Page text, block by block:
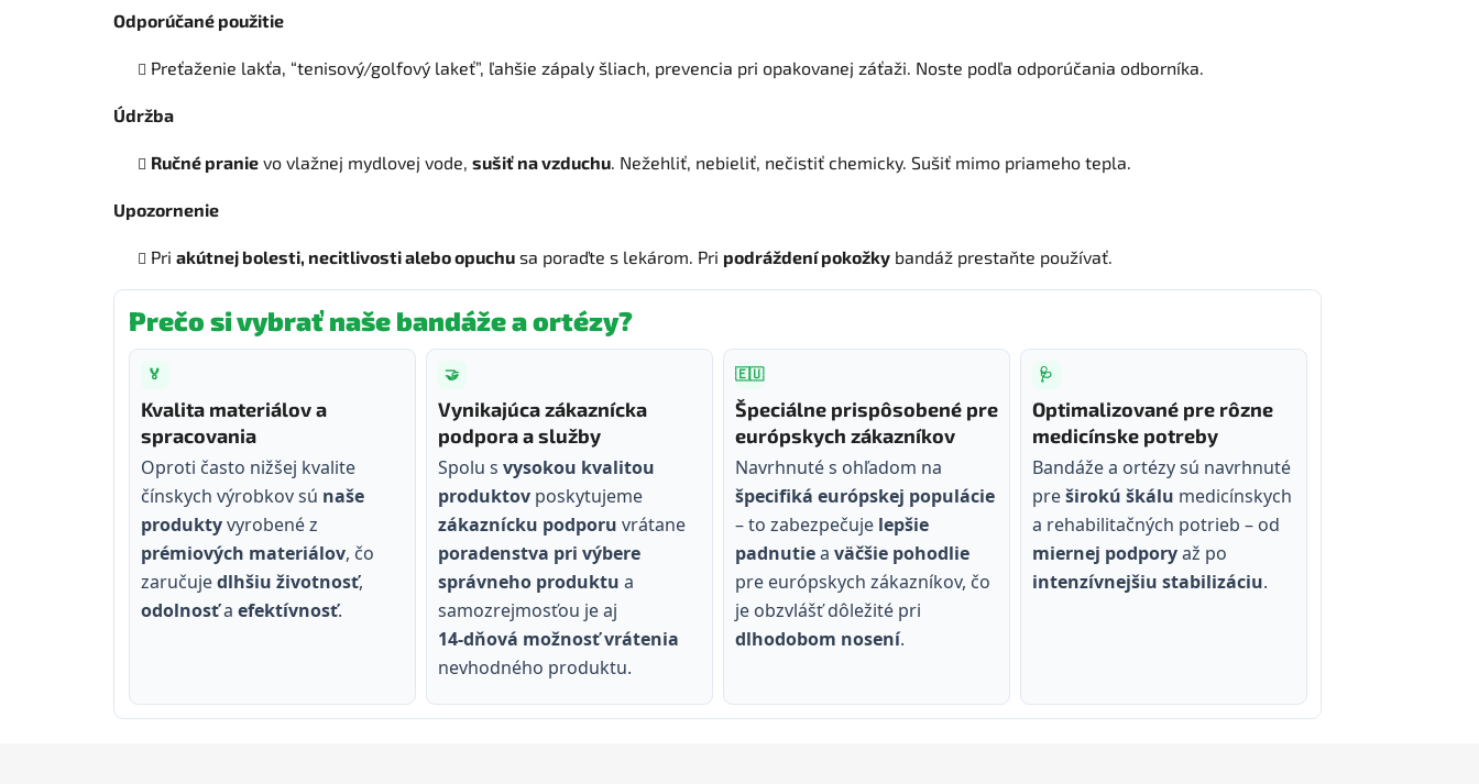
Odporúčané použitie
Preťaženie lakťa, “tenisový/golfový lakeť”, ľahšie zápaly šliach, prevencia pri opakovanej záťaži. Noste podľa odporúčania odborníka.
Údržba
Ručné pranie vo vlažnej mydlovej vode, sušiť na vzduchu. Nežehliť, nebieliť, nečistiť chemicky. Sušiť mimo priameho tepla.
Upozornenie
Pri akútnej bolesti, necitlivosti alebo opuchu sa poraďte s lekárom. Pri podráždení pokožky bandáž prestaňte používať.
Prečo si vybrať naše bandáže a ortézy?
🏅
Kvalita materiálov a
spracovania
Oproti často nižšej kvalite
čínskych výrobkov sú naše
produktyvyrobené z
prémiových materiálov, čo
zaručujedlhšiu životnosť,
odolnosťa efektívnosť.
🤝
Vynikajúca zákaznícka
podpora a služby
Spolu s vysokou kvalitou
produktovposkytujeme
zákaznícku podporu vrátane
poradenstva pri výbere
správneho produktu a
samozrejmosťou je aj
14‑dňová možnosť vrátenia
nevhodného produktu.
🇪🇺
Špeciálne prispôsobené pre
európskych zákazníkov
Navrhnuté s ohľadom na
špecifiká európskej populácie
– to zabezpečuje lepšie
padnutiea väčšie pohodlie
pre európskych zákazníkov, čo
je obzvlášť dôležité pri
dlhodobom nosení.
🩺
Optimalizované pre rôzne
medicínske potreby
Bandáže a ortézy sú navrhnuté
preširokú škálu medicínskych
a rehabilitačných potrieb – od
miernej podporyaž po
intenzívnejšiu stabilizáciu.